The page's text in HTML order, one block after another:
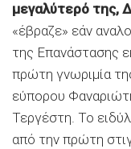
μεγαλύτερό της,
«έβραζε» εάν
της Επανάστασης
πρώτη γνωριμία
εύπορου
Τεργέστη. Το
από την πρώτη